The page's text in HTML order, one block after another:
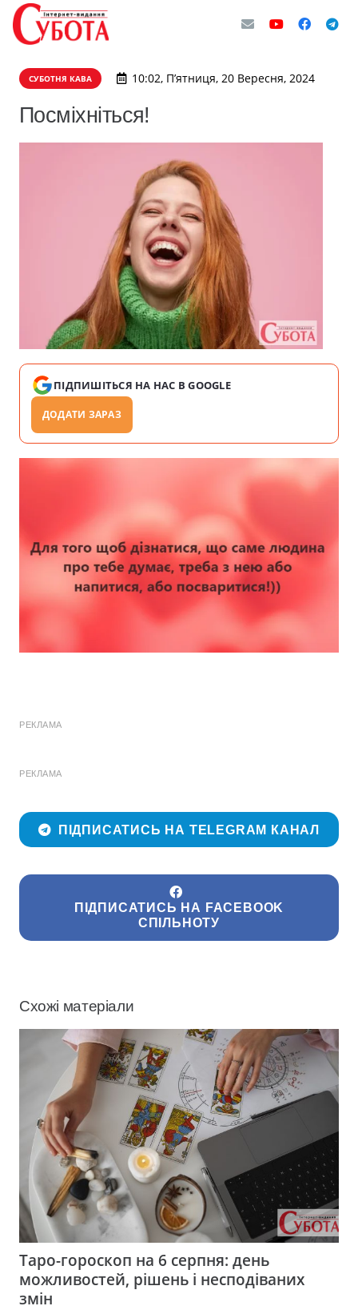
СУБОТНЯ КАВА 10:02, П’ятниця, 20 Вересня, 2024
Посміхніться!
ПІДПИШІТЬСЯ НА НАС В GOOGLE
ДОДАТИ ЗАРАЗ
РЕКЛАМА
РЕКЛАМА
ПІДПИСАТИСЬ НА TELEGRAM КАНАЛ
ПІДПИСАТИСЬ НА FACEBOOK
СПІЛЬНОТУ
Схожі матеріали
Таро-гороскоп на 6 серпня: день
можливостей, рішень і несподіваних
змін